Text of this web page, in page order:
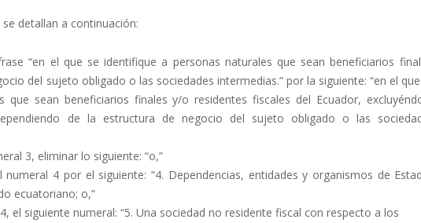
detallan a continuación:
“en el que se identifique a personas naturales que sean beneficiarios
del sujeto obligado o las sociedades intermedias.” por la siguiente: “en el
que sean beneficiarios finales y/o residentes fiscales del Ecuador,
de la estructura de negocio del sujeto obligado o las
3, eliminar lo siguiente: “o,”
4 por el siguiente: “4. Dependencias, entidades y organismos de
ecuatoriano; o,”
el siguiente numeral: “5. Una sociedad no residente fiscal con respecto a los